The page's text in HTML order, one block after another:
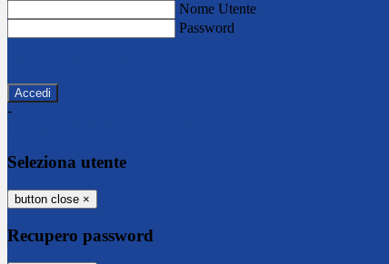
Nome Utente
Password
-
Seleziona utente
button close ×
Recupero password